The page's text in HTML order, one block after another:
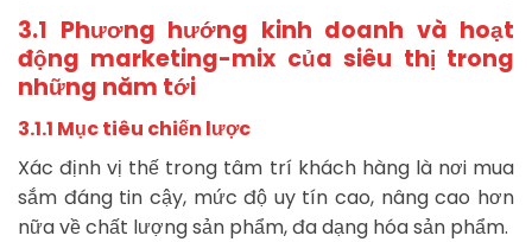
3.1 Phương hướng kinh doanh và hoạt
động marketing-mix của siêu thị trong
những năm tới
3.1.1 Mục tiêu chiến lược
Xác định vị thế trong tâm trí khách hàng là nơi mua
sắm đáng tin cậy, mức độ uy tín cao, nâng cao hơn
nữa về chất lượng sản phẩm, đa dạng hóa sản phẩm.